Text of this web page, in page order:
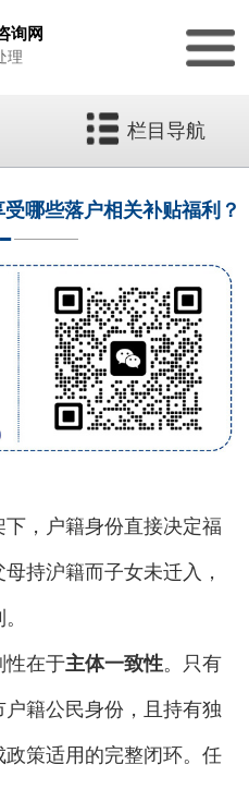
询网
理
栏目导航
哪些落户相关补贴福利？
，户籍身份直接决定福
持沪籍而子女未迁入，
在于主体一致性。只有
籍公民身份，且持有独
策适用的完整闭环。任